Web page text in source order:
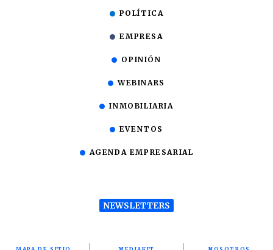
POLÍTICA
EMPRESA
OPINIÓN
WEBINARS
INMOBILIARIA
EVENTOS
AGENDA EMPRESARIAL
NEWSLETTERS